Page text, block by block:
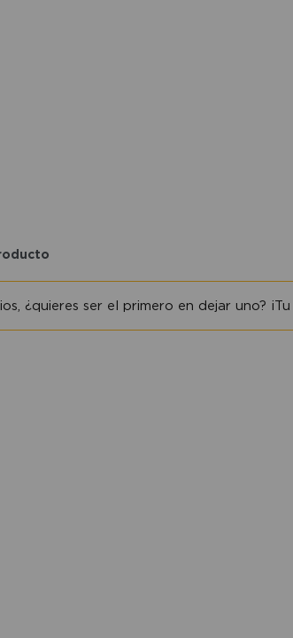
¿quieres ser el primero en dejar uno?